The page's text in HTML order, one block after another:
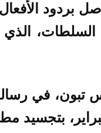
بردود
تبون، في